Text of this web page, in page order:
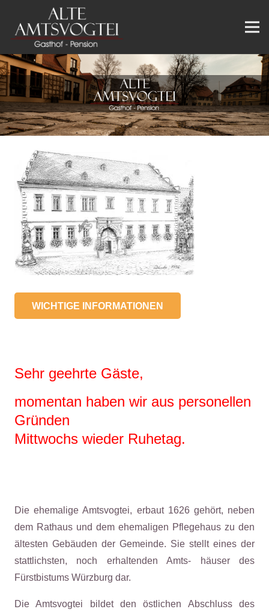
WICHTIGE INFORMATIONEN
Sehr geehrte Gäste,
momentan haben wir aus personellen
Gründen
Mittwochs wieder Ruhetag.
Die ehemalige Amtsvogtei, erbaut 1626 gehört, neben
dem Rathaus und dem ehemaligen Pflegehaus zu den
ältesten Gebäuden der Gemeinde. Sie stellt eines der
stattlichsten, noch erhaltenden Amts- häuser des
Fürstbistums Würzburg dar.
Die Amtsvogtei bildet den östlichen Abschluss des